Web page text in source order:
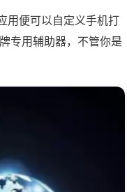
用便可以自定义手机打
专用辅助器，不管你是